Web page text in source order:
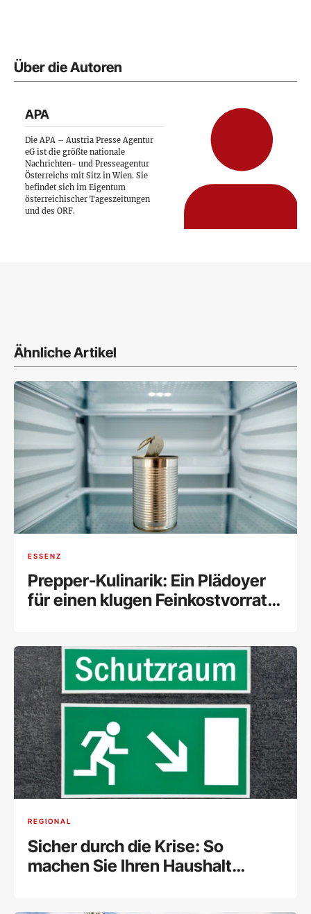
Über die Autoren
APA
Die APA – Austria Presse Agentur
eG ist die größte nationale
Nachrichten- und Presseagentur
Österreichs mit Sitz in Wien. Sie
befindet sich im Eigentum
österreichischer Tageszeitungen
und des ORF.
Ähnliche Artikel
ESSENZ
Prepper-Kulinarik: Ein Plädoyer
für einen klugen Feinkostvorrat
REGIONAL
Sicher durch die Krise: So
machen Sie Ihren Haushalt